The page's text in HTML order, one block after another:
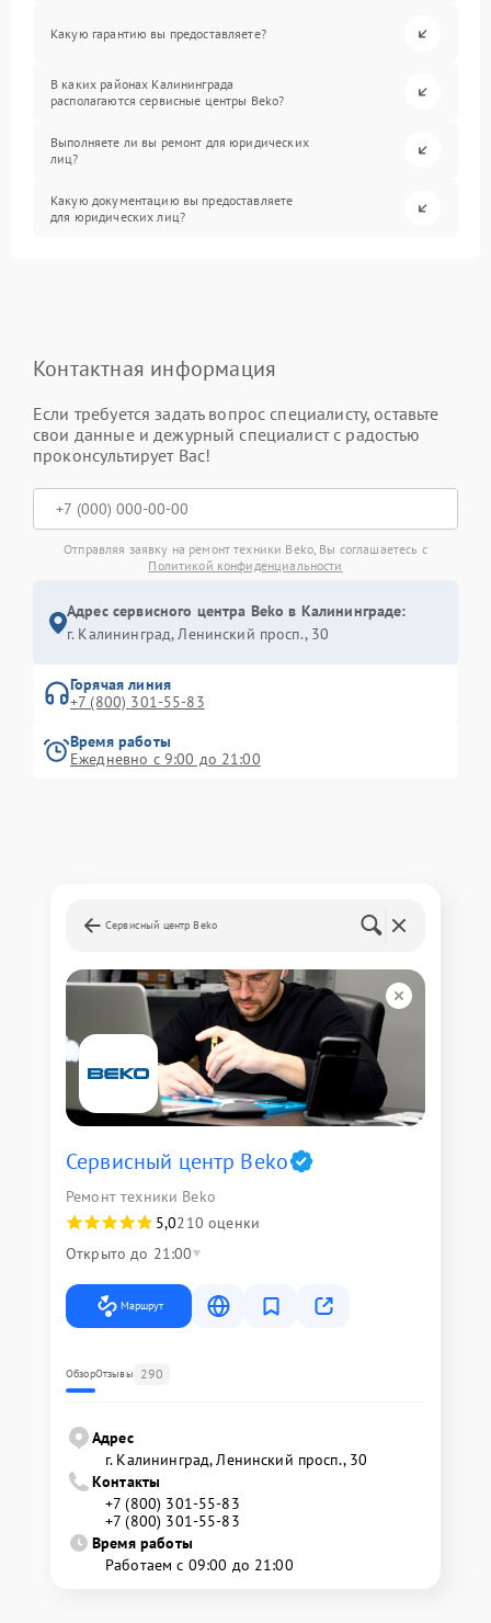
Какую гарантию вы предоставляете?
В каких районах Калининграда
располагаются сервисные центры Beko?
Выполняете ли вы ремонт для юридических
лиц?
Какую документацию вы предоставляете
для юридических лиц?
Контактная информация
Если требуется задать вопрос специалисту, оставьте
свои данные и дежурный специалист с радостью
проконсультирует Вас!
Отправляя заявку на ремонт техники Beko, Вы соглашаетесь с
Политикой конфиденциальности
Адрес сервисного центра Beko в Калининграде:
г. Калининград, Ленинский просп., 30
Горячая линия
+7 (800) 301-55-83
Время работы
Ежедневно с 9:00 до 21:00
Сервисный центр Beko
Сервисный центр Beko
Ремонт техники Beko
5,0210 оценки
Открыто до 21:00
Маршрут
ОбзорОтзывы 290
Адрес
г. Калининград, Ленинский просп., 30
Контакты
+7 (800) 301-55-83
+7 (800) 301-55-83
Время работы
Работаем с 09:00 до 21:00